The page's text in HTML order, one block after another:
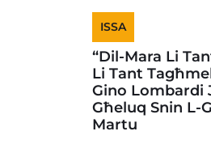
ISSA
“Dil-Mara Li
Li Tant
Gino Lombardi
Għeluq Snin L-
Martu